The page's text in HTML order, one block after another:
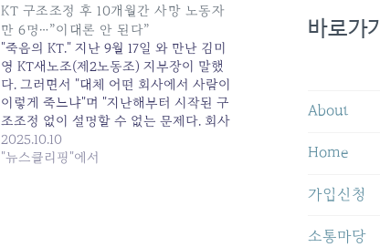
KT 구조조정 후 10개월간 사망 노동자
만 6명…”이대론 안 된다”
"죽음의 KT." 지난 9월 17일 와 만난 김미
영 KT새노조(제2노동조) 지부장이 말했
다. 그러면서 "대체 어떤 회사에서 사람이
이렇게 죽느냐"며 "지난해부터 시작된 구
조조정 없이 설명할 수 없는 문제다. 회사
의... 원본 기사: KT 구조조정 후 10개월간
사망 노동자만 6명..."이대론 안 된다" 발
2025.10.10
"뉴스클리핑"에서
바로가기
About
Home
가입신청
소통마당